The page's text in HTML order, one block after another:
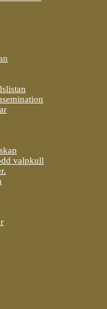
valpkull